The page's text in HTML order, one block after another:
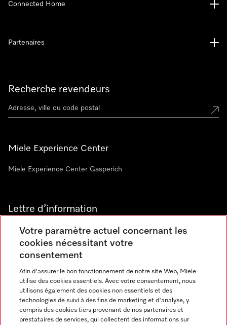
Recherche revendeurs
Miele Experience Center
Miele Experience Center Gasperich
Lettre d’information
Langue
FRANCAIS
Connected Home
Partenaires
Votre paramètre actuel concernant les
cookies nécessitant votre
consentement
Afin d'assurer le bon fonctionnement de notre site Web, Miele
utilise des cookies essentiels. Avec votre consentement, nous
utilisons également des cookies non essentiels et des
technologies de suivi à des fins de marketing et d'analyse, y
compris des cookies tiers provenant de nos partenaires et
prestataires de services, qui collectent des informations sur